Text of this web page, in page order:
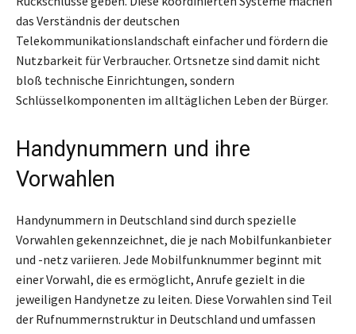
das Verständnis der deutschen
Telekommunikationslandschaft einfacher und fördern die
Nutzbarkeit für Verbraucher. Ortsnetze sind damit nicht
bloß technische Einrichtungen, sondern
Schlüsselkomponenten im alltäglichen Leben der Bürger.
Handynummern und ihre
Vorwahlen
Handynummern in Deutschland sind durch spezielle
Vorwahlen gekennzeichnet, die je nach Mobilfunkanbieter
und -netz variieren. Jede Mobilfunknummer beginnt mit
einer Vorwahl, die es ermöglicht, Anrufe gezielt in die
jeweiligen Handynetze zu leiten. Diese Vorwahlen sind Teil
der Rufnummernstruktur in Deutschland und umfassen